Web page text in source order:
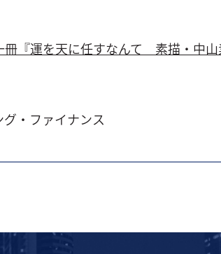
冊『運を天に任すなんて 素描・中
・ファイナンス